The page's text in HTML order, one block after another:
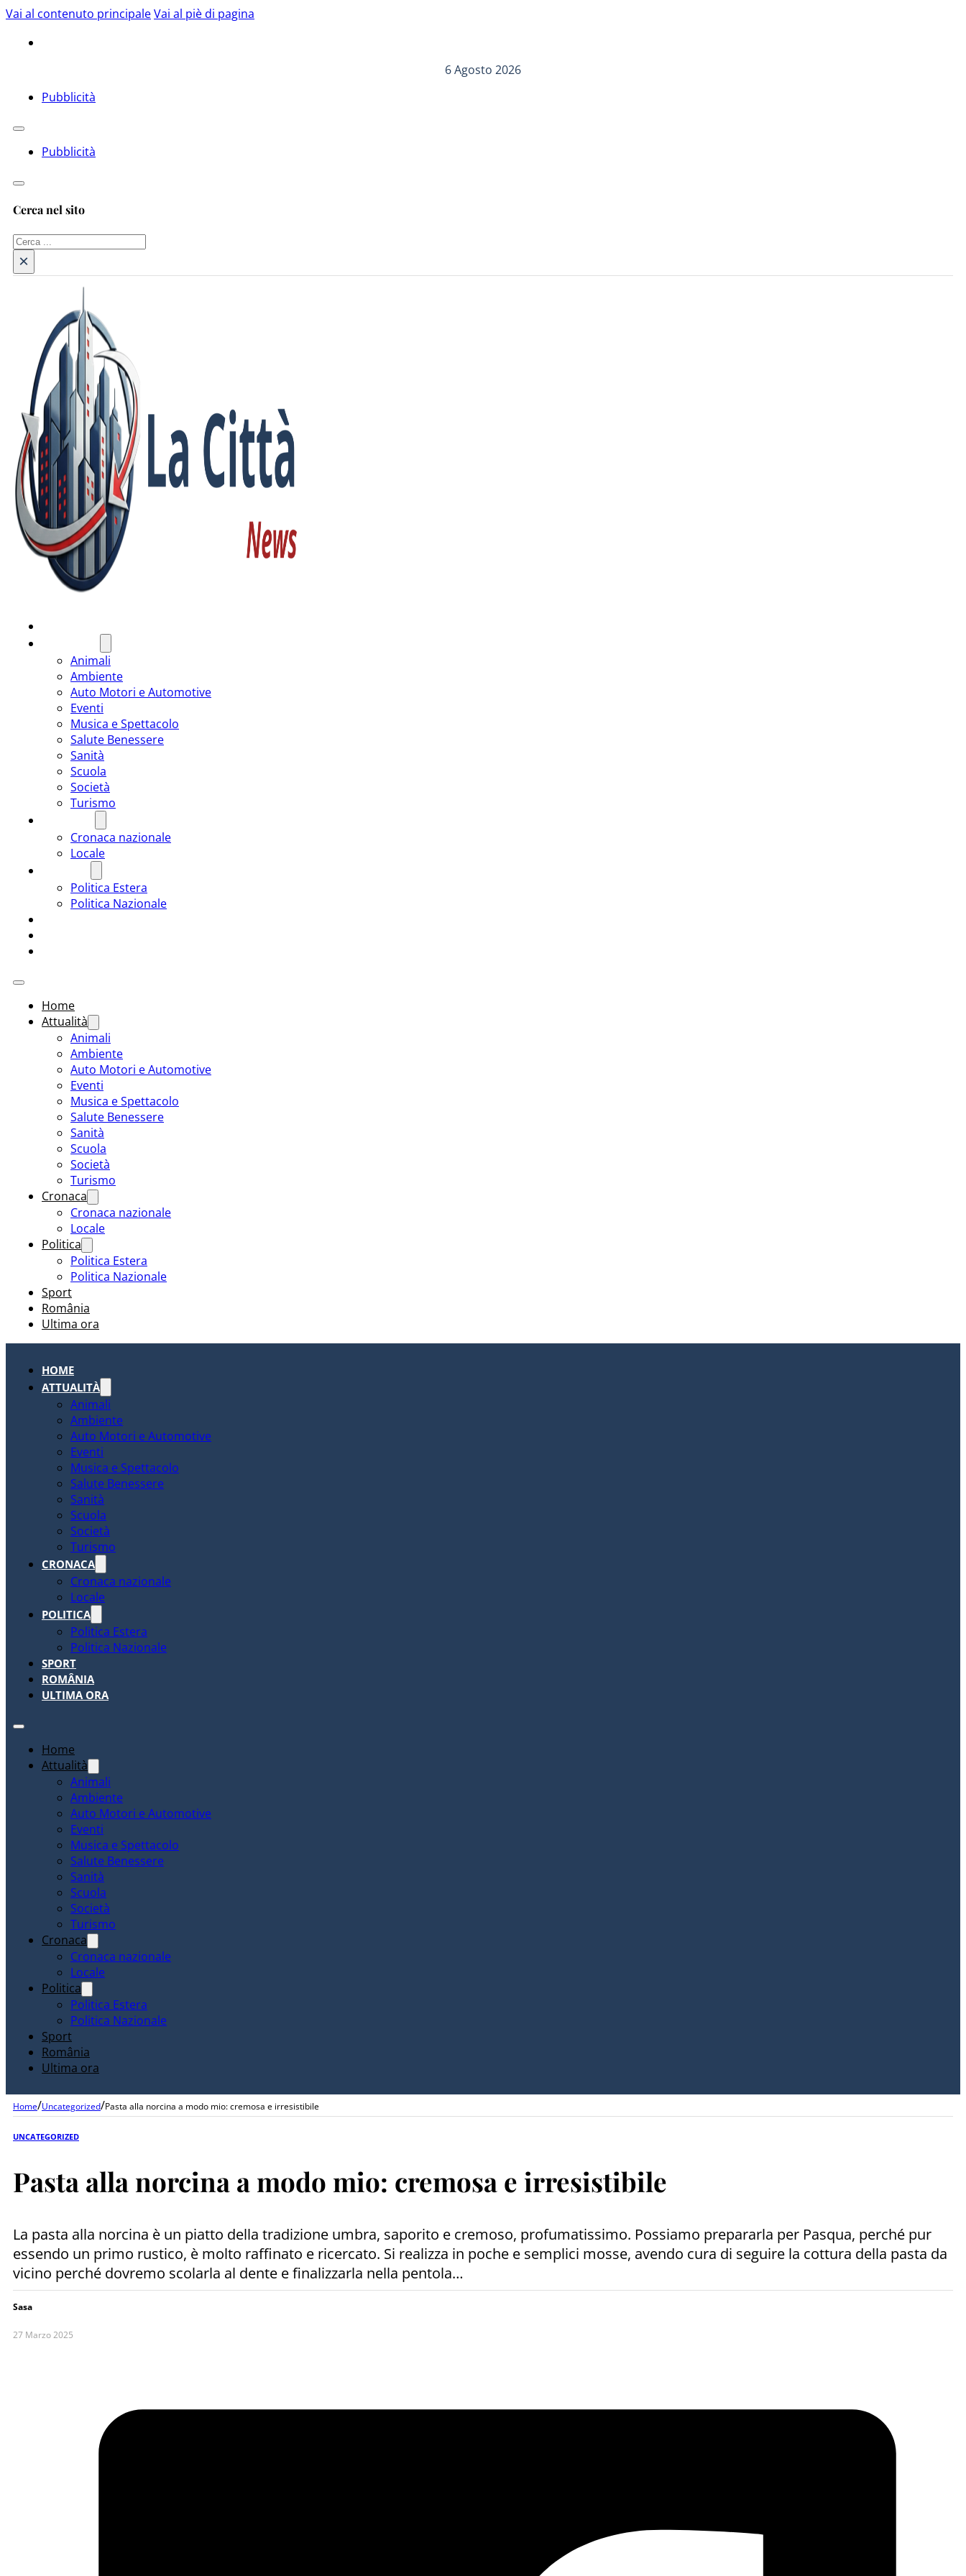
Vai al contenuto principaleVai al piè di pagina
6 Agosto 2026
Pubblicità
Pubblicità
Cerca nel sito
Cerca
×
Animali
Ambiente
Auto Motori e Automotive
Eventi
Musica e Spettacolo
Salute Benessere
Sanità
Scuola
Società
Turismo
Cronaca nazionale
Locale
Politica Estera
Politica Nazionale
Home
Attualità
Animali
Ambiente
Auto Motori e Automotive
Eventi
Musica e Spettacolo
Salute Benessere
Sanità
Scuola
Società
Turismo
Cronaca
Cronaca nazionale
Locale
Politica
Politica Estera
Politica Nazionale
Sport
România
Ultima ora
HOME
ATTUALITÀ
Animali
Ambiente
Auto Motori e Automotive
Eventi
Musica e Spettacolo
Salute Benessere
Sanità
Scuola
Società
Turismo
CRONACA
Cronaca nazionale
Locale
POLITICA
Politica Estera
Politica Nazionale
SPORT
ROMÂNIA
ULTIMA ORA
Home
Attualità
Animali
Ambiente
Auto Motori e Automotive
Eventi
Musica e Spettacolo
Salute Benessere
Sanità
Scuola
Società
Turismo
Cronaca
Cronaca nazionale
Locale
Politica
Politica Estera
Politica Nazionale
Sport
România
Ultima ora
Home/Uncategorized/Pasta alla norcina a modo mio: cremosa e irresistibile
UNCATEGORIZED
Pasta alla norcina a modo mio: cremosa e irresistibile
La pasta alla norcina è un piatto della tradizione umbra, saporito e cremoso, profumatissimo. Possiamo prepararla per Pasqua, perché pur
essendo un primo rustico, è molto raffinato e ricercato. Si realizza in poche e semplici mosse, avendo cura di seguire la cottura della pasta da
vicino perché dovremo scolarla al dente e finalizzarla nella pentola…
Sasa
27 Marzo 2025